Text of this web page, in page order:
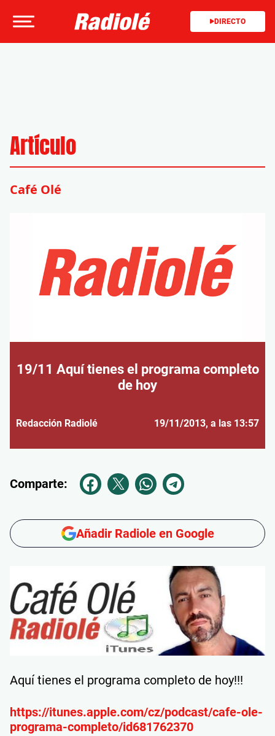
DIRECTO
Artículo
Café Olé
19/11 Aquí tienes el programa completo
de hoy
Redacción Radiolé 19/11/2013, a las 13:57
Comparte:
Añadir Radiole en Google
Aquí tienes el programa completo de hoy!!!
https://itunes.apple.com/cz/podcast/cafe-ole-
programa-completo/id681762370